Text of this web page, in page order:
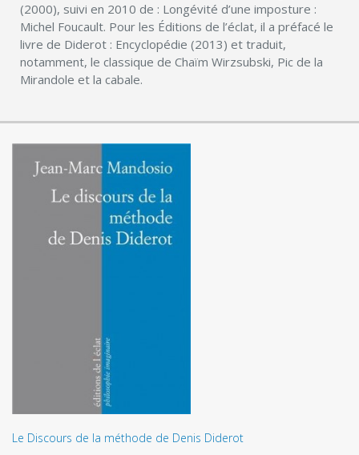
(2000), suivi en 2010 de : Longévité d’une imposture :
Michel Foucault. Pour les Éditions de l’éclat, il a préfacé le
livre de Diderot : Encyclopédie (2013) et traduit,
notamment, le classique de Chaïm Wirzsubski, Pic de la
Mirandole et la cabale.
Le Discours de la méthode de Denis Diderot